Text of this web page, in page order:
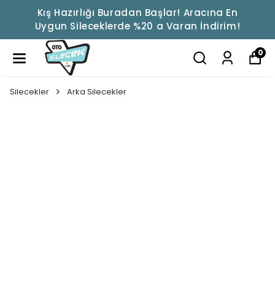
Kış Hazırlığı Buradan Başlar! Aracına En
Uygun Sileceklerde %20 a Varan İndirim!
0
Silecekler Arka Silecekler